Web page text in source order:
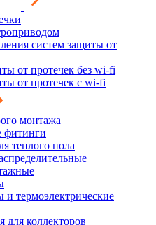
систем защиты от
от протечек без wi-fi
от протечек с wi-fi
монтажа
фитинги
теплого пола
термоэлектрические
для коллекторов